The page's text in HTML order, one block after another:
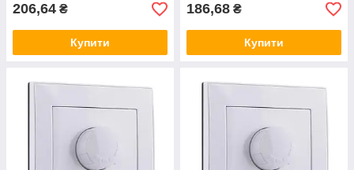
206,64 ₴
Купити
186,68 ₴
Купити